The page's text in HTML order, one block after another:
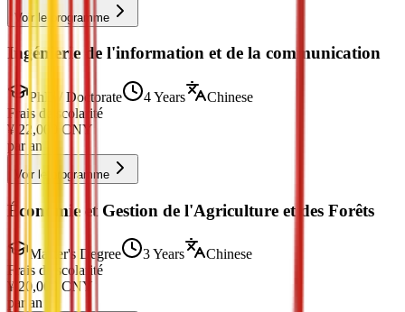
Voir le programme
Ingénierie de l'information et de la communication
PhD / Doctorate 4 Years
Chinese
Frais de scolarité
¥ 22,000
CNY
par an
Voir le programme
Économie et Gestion de l'Agriculture et des Forêts
Master's Degree 3 Years
Chinese
Frais de scolarité
¥ 20,000
CNY
par an